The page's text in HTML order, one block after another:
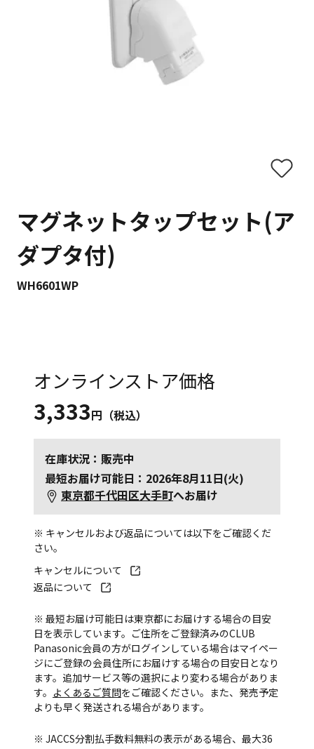
マグネットタップセット(ア
ダプタ付)
WH6601WP
オンラインストア価格
3,333円（税込）
在庫状況：販売中
最短お届け可能日：2026年8月11日(火)
東京都千代田区大手町へお届け
※ キャンセルおよび返品については以下をご確認くだ
さい。
キャンセルについて
返品について
※ 最短お届け可能日は東京都にお届けする場合の目安
日を表示しています。ご住所をご登録済みのCLUB
Panasonic会員の方がログインしている場合はマイペー
ジにご登録の会員住所にお届けする場合の目安日となり
ます。追加サービス等の選択により変わる場合がありま
す。 よくあるご質問をご確認ください。また、発売予定
よりも早く発送される場合があります。
※ JACCS分割払手数料無料の表示がある場合、最大36